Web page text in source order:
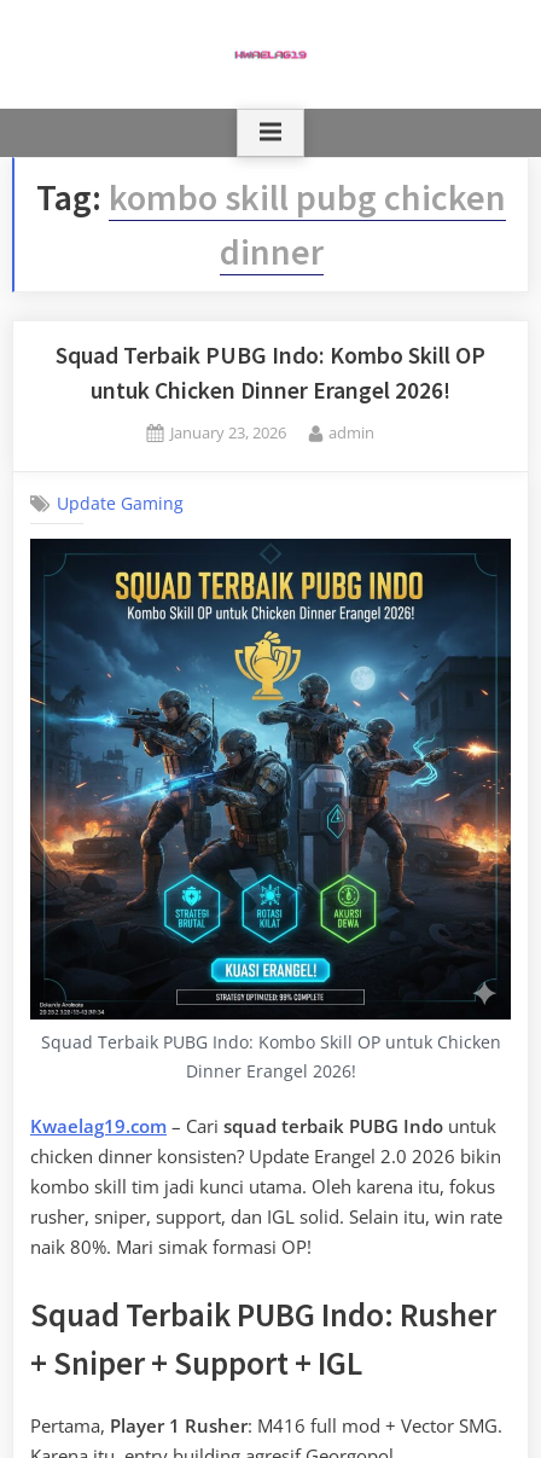
Tag: kombo skill pubg chicken
dinner
Squad Terbaik PUBG Indo: Kombo Skill OP
untuk Chicken Dinner Erangel 2026!
Posted
January 23, 2026 By
admin
Update Gaming
Squad Terbaik PUBG Indo: Kombo Skill OP untuk Chicken
Dinner Erangel 2026!
Kwaelag19.com – Cari squad terbaik PUBG Indo untuk
chicken dinner konsisten? Update Erangel 2.0 2026 bikin
kombo skill tim jadi kunci utama. Oleh karena itu, fokus
rusher, sniper, support, dan IGL solid. Selain itu, win rate
naik 80%. Mari simak formasi OP!
Squad Terbaik PUBG Indo: Rusher
+ Sniper + Support + IGL
Pertama, Player 1 Rusher: M416 full mod + Vector SMG.